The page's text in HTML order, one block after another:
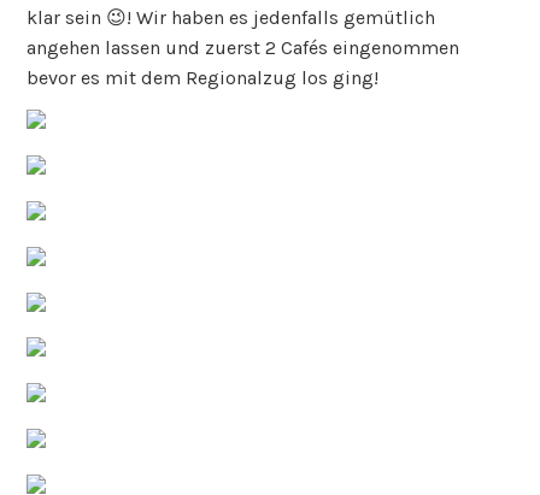
klar sein 😉! Wir haben es jedenfalls gemütlich
angehen lassen und zuerst 2 Cafés eingenommen
bevor es mit dem Regionalzug los ging!